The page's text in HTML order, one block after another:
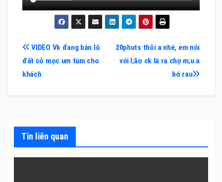
Điều
hướng
bài
20phuts thôi a nhé, em nói
với l;ão ck là ra chợ m;u.a
bó rau
VIDEO Vk đang bán lô
đất cỏ mọc um tùm cho
khách
Tin liên quan